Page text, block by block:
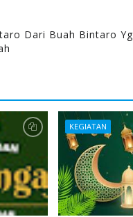
Dari Buah Bintaro Yg
KEGIATAN